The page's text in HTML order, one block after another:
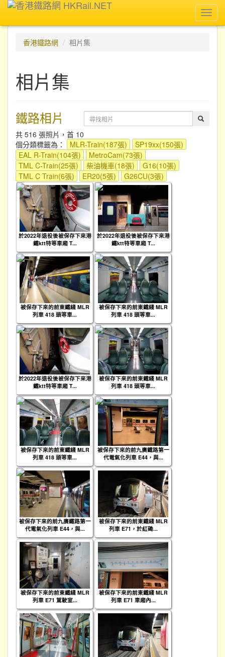
香港鐵路網
相片集
相片集
鐵路相片
共 516 張照片，首 10
個分類標籤為：
MLR-Train(187張)
SP19xx(150張)
EAL R-Train(104張)
MetroCam(73張)
TML C-Train(25張)
柴油機車(18張)
G16(10張)
TML C Train(6張)
ER20(5張) G26CU(3張)
於2022年退役後被保存下來港
鐵ktt特等車廂 T...
於2022年退役後被保存下來港
鐵ktt特等車廂 T...
被保存下來的前東鐵綫 MLR
列車 418 頭等車...
被保存下來的前東鐵綫 MLR
列車 418 頭等車...
於2022年退役後被保存下來港
鐵ktt特等車廂 T...
被保存下來的前東鐵綫 MLR
列車 418 頭等車...
被保存下來的前東鐵綫 MLR
列車 418 頭等車...
被保存下來的前九廣鐵路第一
代電氣化列車 E44，與...
被保存下來的前九廣鐵路第一
代電氣化列車 E44，與...
被保存下來的前東鐵綫 MLR
列車 E71，於紅磡...
被保存下來的前東鐵綫 MLR
列車 E71 駕駛室...
被保存下來的前東鐵綫 MLR
列車 E71 車廂內...